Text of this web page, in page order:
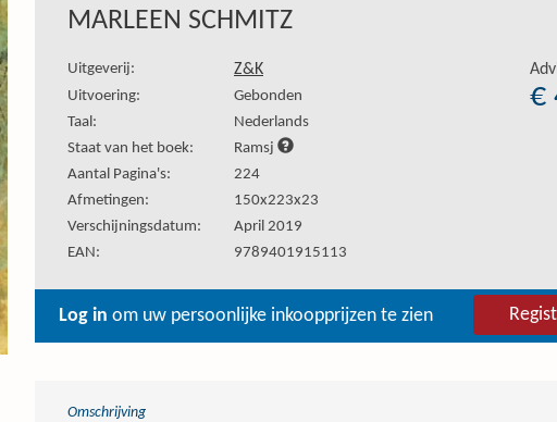
MARLEEN SCHMITZ
Uitgeverij: Z&K
Uitvoering:
Gebonden
Taal:
Nederlands
Staat van het boek:
Ramsj
Aantal Pagina's:
224
Afmetingen:
150x223x23
Verschijningsdatum:
April 2019
EAN:
9789401915113
€
Log in om uw persoonlijke inkoopprijzen te zien
Omschrijving